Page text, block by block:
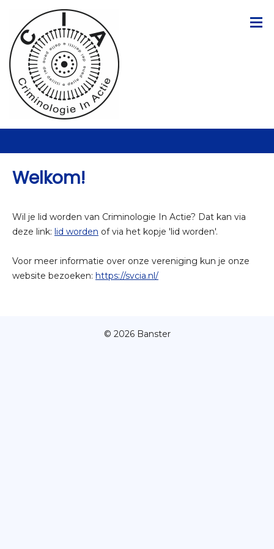
Welkom!
Wil je lid worden van Criminologie In Actie? Dat kan via
deze link: lid worden of via het kopje 'lid worden'.
Voor meer informatie over onze vereniging kun je onze
website bezoeken: https://svcia.nl/
© 2026 Banster